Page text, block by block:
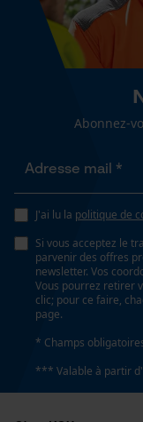
Spécifications
Lubrification
Valeur disolation
Propriété
Fonction de hachage
Non
Inverseur de phase
Non
Abonnez-
J'ai lu la politique de
Si vous acceptez le
parvenir des offres
newsletter. Vos
Vous pourrez retirer
clic; pour ce faire,
page.
* Champs
*** Valable à partir